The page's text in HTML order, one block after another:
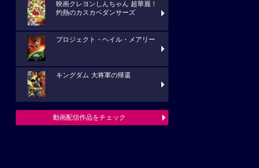
映画クレヨンしんちゃん 超華麗！
灼熱のカスカベダンサーズ
プロジェクト・ヘイル・メアリー
キングダム 大将軍の帰還
動画配信作品をチェック